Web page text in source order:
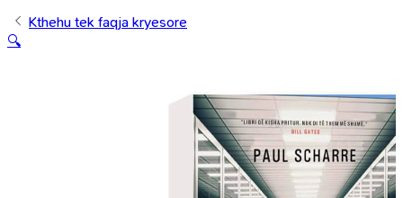
Kthehu tek faqja kryesore
🔍